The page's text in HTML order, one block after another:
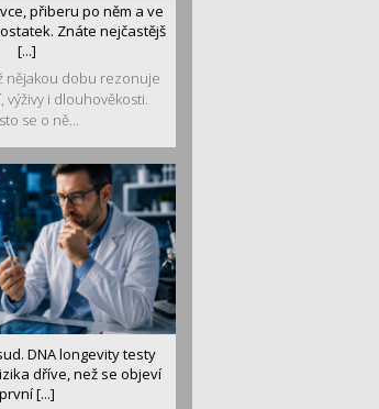
přiberu po něm a ve
Znáte nejčastějš
[...]
nějakou dobu rezonuje
výživy i dlouhověkosti.
se o ně...
DNA longevity testy
dříve, než se objeví
první [...]